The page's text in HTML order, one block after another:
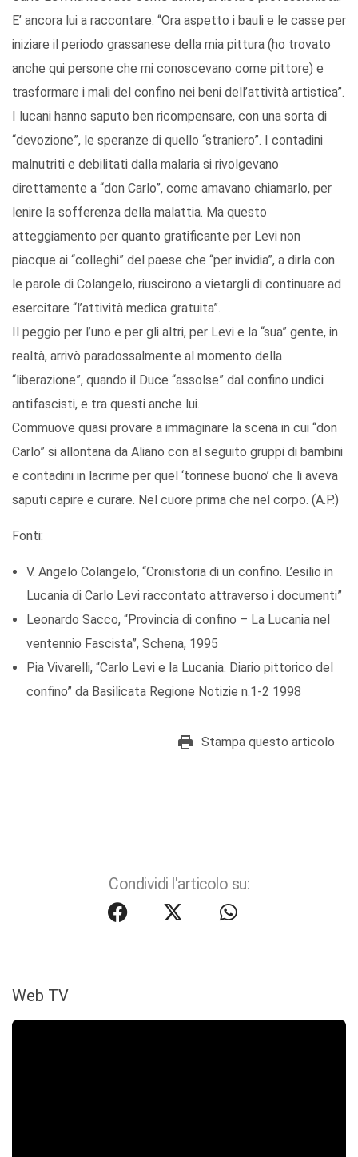
E’ ancora lui a raccontare: “Ora aspetto i bauli e le casse per
iniziare il periodo grassanese della mia pittura (ho trovato
anche qui persone che mi conoscevano come pittore) e
trasformare i mali del confino nei beni dell’attività artistica”.
I lucani hanno saputo ben ricompensare, con una sorta di
“devozione”, le speranze di quello “straniero”. I contadini
malnutriti e debilitati dalla malaria si rivolgevano
direttamente a “don Carlo”, come amavano chiamarlo, per
lenire la sofferenza della malattia. Ma questo
atteggiamento per quanto gratificante per Levi non
piacque ai “colleghi” del paese che “per invidia”, a dirla con
le parole di Colangelo, riuscirono a vietargli di continuare ad
esercitare “l’attività medica gratuita”.
Il peggio per l’uno e per gli altri, per Levi e la “sua” gente, in
realtà, arrivò paradossalmente al momento della
“liberazione”, quando il Duce “assolse” dal confino undici
antifascisti, e tra questi anche lui.
Commuove quasi provare a immaginare la scena in cui “don
Carlo” si allontana da Aliano con al seguito gruppi di bambini
e contadini in lacrime per quel ‘torinese buono’ che li aveva
saputi capire e curare. Nel cuore prima che nel corpo. (A.P.)
Fonti:
V. Angelo Colangelo, “Cronistoria di un confino. L’esilio in
Lucania di Carlo Levi raccontato attraverso i documenti”
Leonardo Sacco, “Provincia di confino – La Lucania nel
ventennio Fascista”, Schena, 1995
Pia Vivarelli, “Carlo Levi e la Lucania. Diario pittorico del
confino” da Basilicata Regione Notizie n.1-2 1998
Stampa questo articolo
Condividi l'articolo su:
Web TV